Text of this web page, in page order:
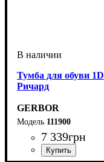
Тумба для обуви 1D
Ричард
GERBOR
111900
7 339грн